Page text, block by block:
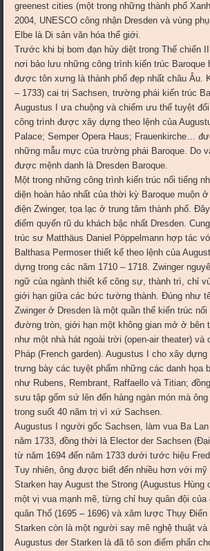
greenest cities (một trong những thành phố
2004, UNESCO công nhận Dresden và vùng
Elbe là Di sản văn hóa thế giới.
Trước khi bị bom đạn hủy diệt trong Thế chiến
nơi bảo lưu những công trình kiến trúc Baroque
được tôn xưng là thành phố đẹp nhất châu Âu.
– 1733) cai trị Sachsen, trường phái kiến trúc
Augustus I ưa chuộng và chiếm ưu thế tuyệt
công trình được xây dựng theo lệnh của
Palace; Semper Opera Haus; Frauenkirche…
những mẫu mực của trường phái Baroque. Do
được mệnh danh là Dresden Baroque.
Một trong những công trình kiến trúc nổi tiếng
diện hoàn hảo nhất của thời kỳ Baroque muộn
điện Zwinger, tọa lạc ở trung tâm thành phố.
điểm quyến rũ du khách bậc nhất Dresden.
trúc sư Matthäus Daniel Pöppelmann hợp tác
Balthasa Permoser thiết kế theo lệnh của
dựng trong các năm 1710 – 1718. Zwinger
ngữ của ngành thiết kế công sự, thành trì, chỉ
giới hạn giữa các bức tường thành. Đúng như
Zwinger ở Dresden là một quần thể kiến trúc
đường tròn, giới hạn một không gian mở ở bên
như một nhà hát ngoài trời (open-air theater) và
Pháp (French garden). Augustus I cho xây
trưng bày các tuyệt phẩm những các danh họa
như Rubens, Rembrant, Raffaello và Titian;
sưu tập gốm sứ lên đến hàng ngàn món mà
trong suốt 40 năm trị vì xứ Sachsen.
Augustus I người gốc Sachsen, làm vua Ba
năm 1733, đồng thời là Elector der Sachsen
từ năm 1694 đến năm 1733 dưới tước hiệu
Tuy nhiên, ông được biết đến nhiều hơn với mỹ
Starken hay August the Strong (Augustus
một vị vua mạnh mẽ, từng chỉ huy quân đội của
quân Thổ (1695 – 1696) và xâm lược Thụy Điển
Starken còn là một người say mê nghệ thuật
Augustus der Starken là đã tô son điểm phấn